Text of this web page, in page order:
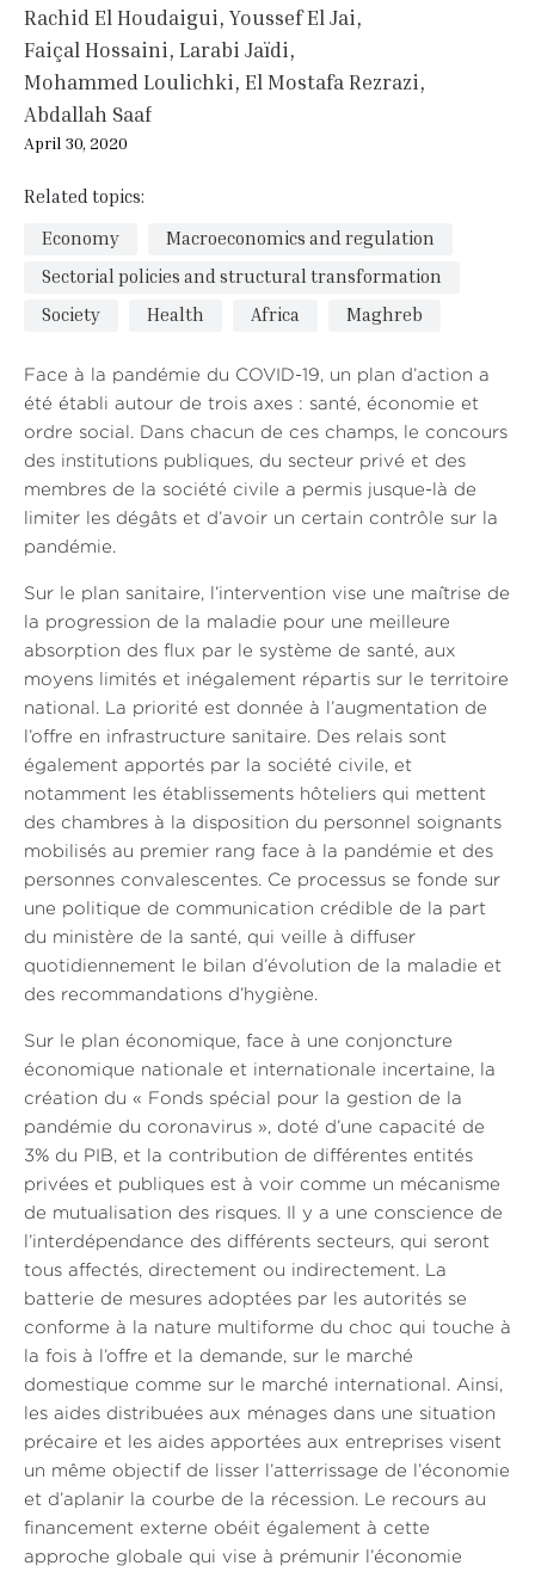
Rachid El Houdaigui Youssef El Jai
Faiçal Hossaini Larabi Jaïdi
Mohammed Loulichki El Mostafa Rezrazi
Abdallah Saaf
April 30, 2020
Related topics:
Economy
Macroeconomics and regulation
Sectorial policies and structural transformation
Society
Health Africa Maghreb
Face à la pandémie du COVID-19, un plan d’action a
été établi autour de trois axes : santé, économie et
ordre social. Dans chacun de ces champs, le concours
des institutions publiques, du secteur privé et des
membres de la société civile a permis jusque-là de
limiter les dégâts et d’avoir un certain contrôle sur la
pandémie.
Sur le plan sanitaire, l’intervention vise une maîtrise de
la progression de la maladie pour une meilleure
absorption des flux par le système de santé, aux
moyens limités et inégalement répartis sur le territoire
national. La priorité est donnée à l’augmentation de
l’offre en infrastructure sanitaire. Des relais sont
également apportés par la société civile, et
notamment les établissements hôteliers qui mettent
des chambres à la disposition du personnel soignants
mobilisés au premier rang face à la pandémie et des
personnes convalescentes. Ce processus se fonde sur
une politique de communication crédible de la part
du ministère de la santé, qui veille à diffuser
quotidiennement le bilan d’évolution de la maladie et
des recommandations d’hygiène.
Sur le plan économique, face à une conjoncture
économique nationale et internationale incertaine, la
création du « Fonds spécial pour la gestion de la
pandémie du coronavirus », doté d’une capacité de
3% du PIB, et la contribution de différentes entités
privées et publiques est à voir comme un mécanisme
de mutualisation des risques. Il y a une conscience de
l’interdépendance des différents secteurs, qui seront
tous affectés, directement ou indirectement. La
batterie de mesures adoptées par les autorités se
conforme à la nature multiforme du choc qui touche à
la fois à l’offre et la demande, sur le marché
domestique comme sur le marché international. Ainsi,
les aides distribuées aux ménages dans une situation
précaire et les aides apportées aux entreprises visent
un même objectif de lisser l’atterrissage de l’économie
et d’aplanir la courbe de la récession. Le recours au
financement externe obéit également à cette
approche globale qui vise à prémunir l’économie